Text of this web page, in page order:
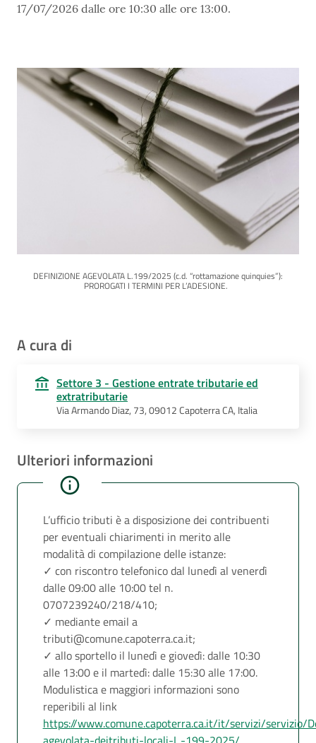
17/07/2026 dalle ore 10:30 alle ore 13:00.
DEFINIZIONE AGEVOLATA L.199/2025 (c.d. “rottamazione quinquies”):
PROROGATI I TERMINI PER L’ADESIONE.
A cura di
Settore 3 - Gestione entrate tributarie ed
extratributarie
Via Armando Diaz, 73, 09012 Capoterra CA, Italia
Ulteriori informazioni
L’ufficio tributi è a disposizione dei contribuenti
per eventuali chiarimenti in merito alle
modalità di compilazione delle istanze:
✓ con riscontro telefonico dal lunedì al venerdì
dalle 09:00 alle 10:00 tel n.
0707239240/218/410;
✓ mediante email a
tributi@comune.capoterra.ca.it;
✓ allo sportello il lunedì e giovedì: dalle 10:30
alle 13:00 e il martedì: dalle 15:30 alle 17:00.
Modulistica e maggiori informazioni sono
reperibili al link
https://www.comune.capoterra.ca.it/it/servizi/servizio/